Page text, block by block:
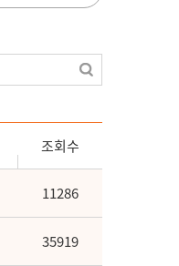
조회수
11286
35919